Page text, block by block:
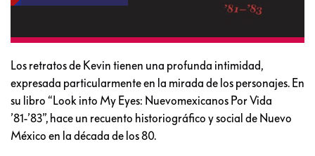
Los retratos de Kevin tienen una profunda intimidad,
expresada particularmente en la mirada de los personajes. En
su libro “Look into My Eyes: Nuevomexicanos Por Vida
’81-’83”, hace un recuento historiográfico y social de Nuevo
México en la década de los 80.